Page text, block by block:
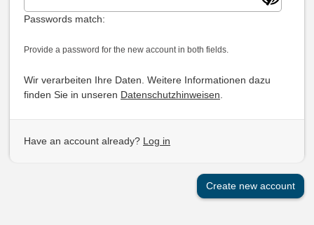
Passwords match:
Provide a password for the new account in both fields.
Wir verarbeiten Ihre Daten. Weitere Informationen dazu
finden Sie in unseren Datenschutzhinweisen
Have an account already? Log in
Create new account